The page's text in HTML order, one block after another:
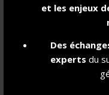
et les enjeux
Des
experts du